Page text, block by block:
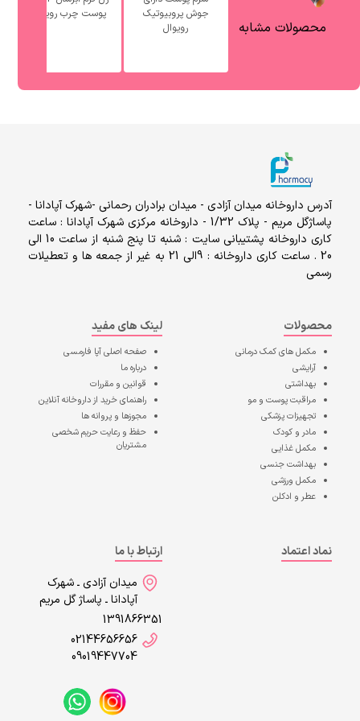
محصولات مشابه
جوش پروبیوتیک
رویوال
پوست چرب رویوال
آدرس داروخانه میدان آزادی - میدان برادران رحمانی -شهرک آپادانا -
پاساژگل مریم - پلاک 1/32 - داروخانه مرکزی شهرک آپادانا : ساعت
کاری داروخانه پشتیبانی سایت : شنبه تا پنج شنبه از ساعت 10 الی
20 . ساعت کاری داروخانه : 9الی 21 به غیر از جمعه ها و تعطیلات
رسمی
محصولات
مکمل های کمک درمانی
آرایشی
بهداشتی
مراقبت پوست و مو
تجهیزات پزشکی
مادر و کودک
مکمل غذایی
بهداشت جنسی
مکمل ورزشی
عطر و ادکلن
لینک های مفید
صفحه اصلیآپا فارمسی
درباره ما
قوانین و مقررات
راهنمای خرید از داروخانه آنلاین
مجوزها و پروانه ها
حفظ و رعایت حریم شخصی
مشتریان
نماد اعتماد
ارتباط با ما
میدان آزادی ـ شهرک
آپادانا ـ پاساژ گل مریم
1391866351
02144656656
09019447704